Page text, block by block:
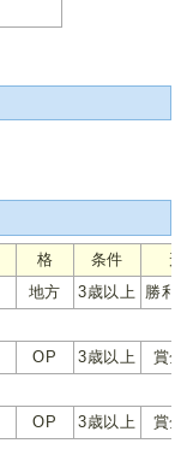
格 条件
地方 3歳以上 勝
OP 3歳以上 賞
OP 3歳以上 賞